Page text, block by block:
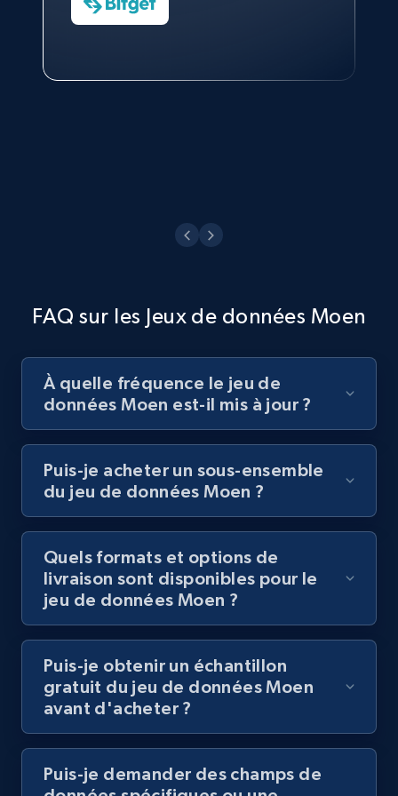
Sarah Melville
Charmagne Cruz
Philippines Inc.
FAQ sur les Jeux de données Moen
À quelle fréquence le jeu de
données Moen est-il mis à jour ?
Puis-je acheter un sous-ensemble
du jeu de données Moen ?
Quels formats et options de
livraison sont disponibles pour le
jeu de données Moen ?
Puis-je obtenir un échantillon
gratuit du jeu de données Moen
avant d'acheter ?
Puis-je demander des champs de